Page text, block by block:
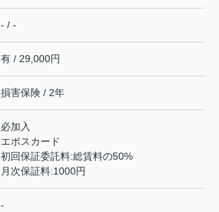
- / -
有 / 29,000円
損害保険 / 2年
必加入
エポスカード
初回保証委託料:総賃料の50%
月次保証料:1000円
-